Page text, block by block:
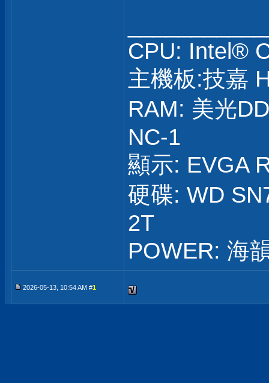
CPU: Intel®
主機板:技嘉
RAM: 美光
NC-1
顯示: EVGA
硬碟: WD
2T
POWER: 海
2026-05-13, 10:54 AM #1